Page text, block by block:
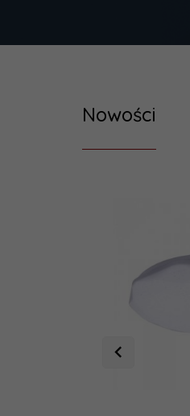
Nowości